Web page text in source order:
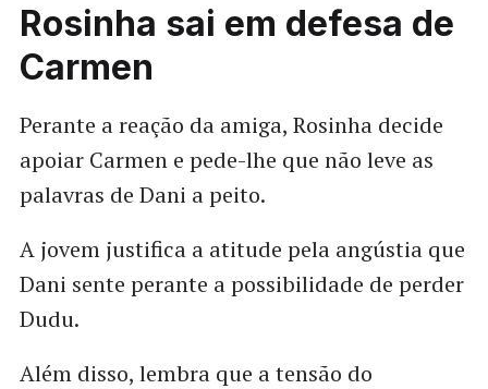
Rosinha sai em defesa de
Carmen
Perante a reação da amiga, Rosinha decide
apoiar Carmen e pede-lhe que não leve as
palavras de Dani a peito.
A jovem justifica a atitude pela angústia que
Dani sente perante a possibilidade de perder
Dudu.
Além disso, lembra que a tensão do